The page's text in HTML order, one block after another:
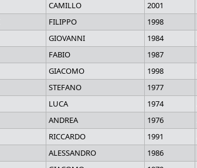
CAMILLO 2001
FILIPPO 1998
GIOVANNI 1984
FABIO 1987
GIACOMO 1998
STEFANO 1977
LUCA 1974
ANDREA 1976
RICCARDO 1991
ALESSANDRO 1986